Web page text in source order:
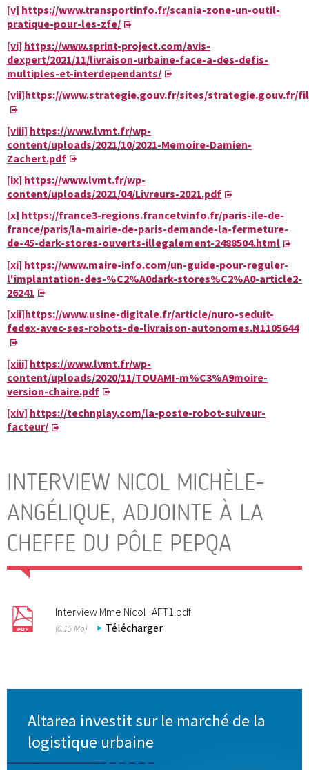
[v] https://www.transportinfo.fr/scania-zone-un-outil-
pratique-pour-les-zfe/
[vi] https://www.sprint-project.com/avis-
dexpert/2021/11/livraison-urbaine-face-a-des-defis-
multiples-et-interdependants/
[vii]https://www.strategie.gouv.fr/sites/strategie.gouv.fr/
[viii] https://www.lvmt.fr/wp-
content/uploads/2021/10/2021-Memoire-Damien-
Zachert.pdf
[ix] https://www.lvmt.fr/wp-
content/uploads/2021/04/Livreurs-2021.pdf
[x] https://france3-regions.francetvinfo.fr/paris-ile-de-
france/paris/la-mairie-de-paris-demande-la-fermeture-
de-45-dark-stores-ouverts-illegalement-2488504.html
[xi] https://www.maire-info.com/un-guide-pour-reguler-
l'implantation-des-%C2%A0dark-stores%C2%A0-article2-
26241
[xii]https://www.usine-digitale.fr/article/nuro-seduit-
fedex-avec-ses-robots-de-livraison-autonomes.N1105644
[xiii] https://www.lvmt.fr/wp-
content/uploads/2020/11/TOUAMI-m%C3%A9moire-
version-chaire.pdf
[xiv] https://technplay.com/la-poste-robot-suiveur-
facteur/
INTERVIEW NICOL MICHÈLE-
ANGÉLIQUE, ADJOINTE À LA
CHEFFE DU PÔLE PEPQA
Interview Mme Nicol_AFT1.pdf
(0.15 Mo) Télécharger
Altarea investit sur le marché de la
logistique urbaine